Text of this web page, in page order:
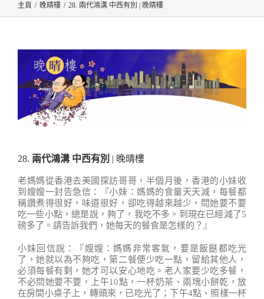
主頁 晚晴樓 28. 兩代鴻溝 中西有別 | 晚晴樓
28. 兩代鴻溝 中西有別 | 晚晴樓
老媽媽從香港去美國探訪哥哥，半個月後，香港的小妹收
到嫂嫂一封告急信：『小妹：媽媽的食量天天減，每餐都
稱讚煮得很好，味道很好，卻吃得越來越少，問她要不要
吃一些小點，總是說，夠了，我吃不多。到現在已經減了5
磅多了。請告訴我們，她每天的餐食是怎樣的？』
小妹回信說：『嫂嫂：媽媽非常客氣，要是飯餸都吃光
了，她就以為不夠吃，第二餐便少吃一點，留給其他人，
必須每餐有剩，她才可以安心地吃。老人家要少吃多餐，
不必問她要不要，上午10點，一杯奶茶、兩塊小餅乾，放
在房間小桌子上，轉頭來，已吃光了；下午4點、照樣一杯